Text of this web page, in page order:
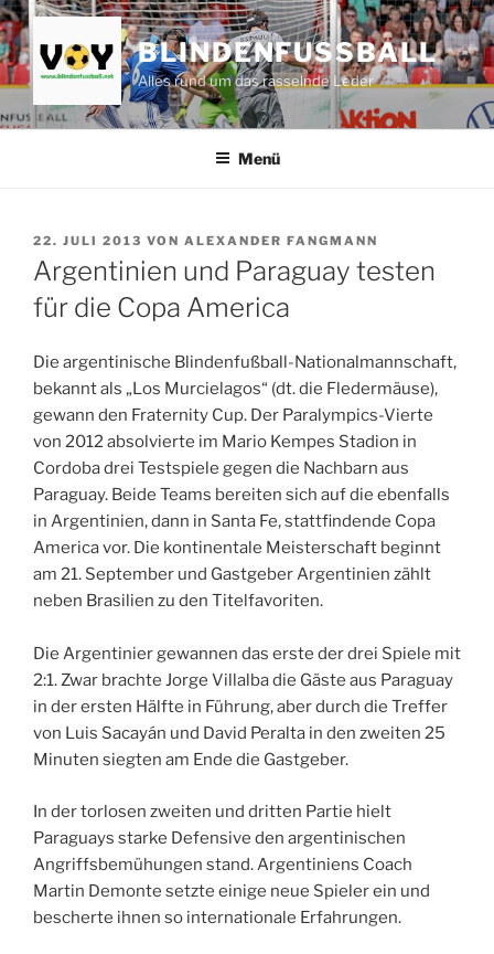
Zum
Inhalt
springen
BLINDENFUSSBALL
Alles rund um das rasselnde Leder
Menü
VERÖFFENTLICHT
AM
22. JULI 2013 VON ALEXANDER FANGMANN
Argentinien und Paraguay testen
für die Copa America
Die argentinische Blindenfußball-Nationalmannschaft,
bekannt als „Los Murcielagos“ (dt. die Fledermäuse),
gewann den Fraternity Cup. Der Paralympics-Vierte
von 2012 absolvierte im Mario Kempes Stadion in
Cordoba drei Testspiele gegen die Nachbarn aus
Paraguay. Beide Teams bereiten sich auf die ebenfalls
in Argentinien, dann in Santa Fe, stattfindende Copa
America vor. Die kontinentale Meisterschaft beginnt
am 21. September und Gastgeber Argentinien zählt
neben Brasilien zu den Titelfavoriten.
Die Argentinier gewannen das erste der drei Spiele mit
2:1. Zwar brachte Jorge Villalba die Gäste aus Paraguay
in der ersten Hälfte in Führung, aber durch die Treffer
von Luis Sacayán und David Peralta in den zweiten 25
Minuten siegten am Ende die Gastgeber.
In der torlosen zweiten und dritten Partie hielt
Paraguays starke Defensive den argentinischen
Angriffsbemühungen stand. Argentiniens Coach
Martin Demonte setzte einige neue Spieler ein und
bescherte ihnen so internationale Erfahrungen.